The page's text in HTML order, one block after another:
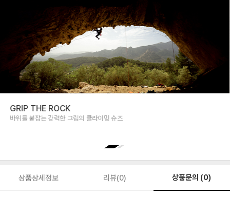
GRIP THE ROCK
바위를 붙잡는 강력한 그립의 클라이밍 슈즈
상품상세정보 리뷰(0) 상품문의 (0)